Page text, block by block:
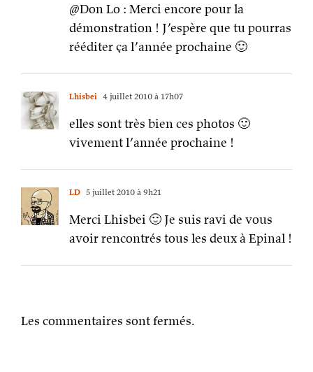
@Don Lo : Merci encore pour la
démonstration ! J’espère que tu pourras
rééditer ça l’année prochaine 🙂
Lhisbei 4 juillet 2010 à 17h07
elles sont très bien ces photos 🙂
vivement l’année prochaine !
LD 5 juillet 2010 à 9h21
Merci Lhisbei 🙂 Je suis ravi de vous
avoir rencontrés tous les deux à Epinal !
Les commentaires sont fermés.